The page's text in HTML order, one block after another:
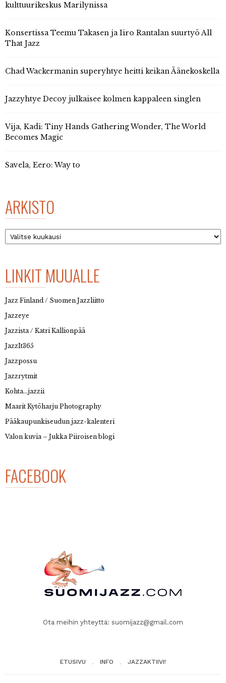
kulttuurikeskus Marilynissa
Konsertissa Teemu Takasen ja Iiro Rantalan suurtyö All
That Jazz
Chad Wackermanin superyhtye heitti keikan Äänekoskella
Jazzyhtye Decoy julkaisee kolmen kappaleen singlen
Vija, Kadi: Tiny Hands Gathering Wonder, The World
Becomes Magic
Savela, Eero: Way to
ARKISTO
Arkisto
LINKIT MUUALLE
Jazz Finland / Suomen Jazzliitto
Jazzeye
Jazzista / Katri Kallionpää
JazzIt365
Jazzpossu
Jazzrytmit
Kohta…jazzii
Maarit Kytöharju Photography
Pääkaupunkiseudun jazz-kalenteri
Valon kuvia – Jukka Piiroisen blogi
FACEBOOK
Ota meihin yhteyttä: suomijazz@gmail.com
ETUSIVU INFO JAZZAKTIIVI!